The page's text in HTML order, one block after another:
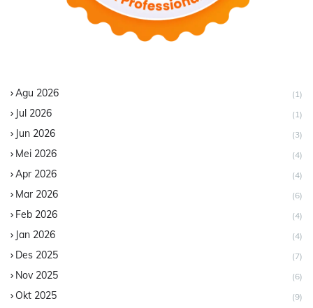
Agu 2026 (1)
Jul 2026 (1)
Jun 2026 (3)
Mei 2026 (4)
Apr 2026 (4)
Mar 2026 (6)
Feb 2026 (4)
Jan 2026 (4)
Des 2025 (7)
Nov 2025 (6)
Okt 2025 (9)